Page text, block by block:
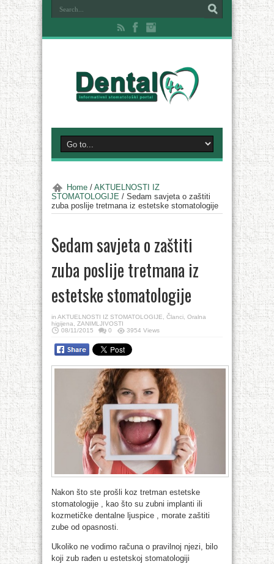
Home / AKTUELNOSTI IZ
STOMATOLOGIJE / Sedam savjeta o zaštiti
zuba poslije tretmana iz estetske stomatologije
Sedam savjeta o zaštiti
zuba poslije tretmana iz
estetske stomatologije
in AKTUELNOSTI IZ STOMATOLOGIJE Članci Oralna
higijena
ZANIMLJIVOSTI
08/11/2015
0 3954 Views
Nakon što ste prošli koz tretman estetske
stomatologije , kao što su zubni implanti ili
kozmetičke dentalne ljuspice , morate zaštiti
zube od opasnosti.
Ukoliko ne vodimo računa o pravilnoj njezi, bilo
koji zub rađen u estetskoj stomatologiji